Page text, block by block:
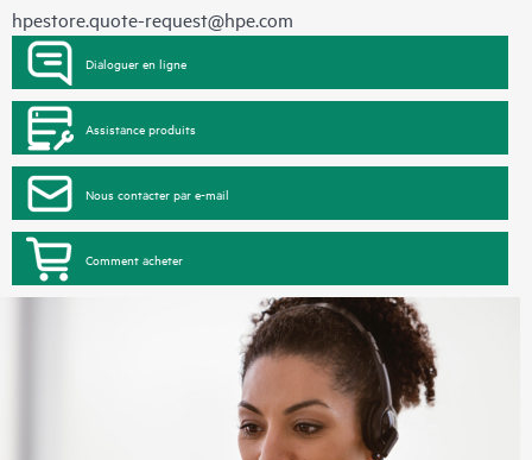
hpestore.quote-request@hpe.com
Dialoguer en ligne
Assistance produits
Nous contacter par e-mail
Comment acheter